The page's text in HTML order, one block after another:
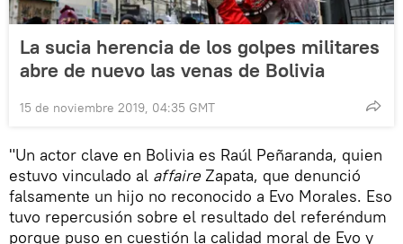
La sucia herencia de los golpes militares
abre de nuevo las venas de Bolivia
15 de noviembre 2019, 04:35 GMT
"Un actor clave en Bolivia es Raúl Peñaranda, quien
estuvo vinculado al affaireZapata, que denunció
falsamente un hijo no reconocido a Evo Morales. Eso
tuvo repercusión sobre el resultado del referéndum
porque puso en cuestión la calidad moral de Evo y